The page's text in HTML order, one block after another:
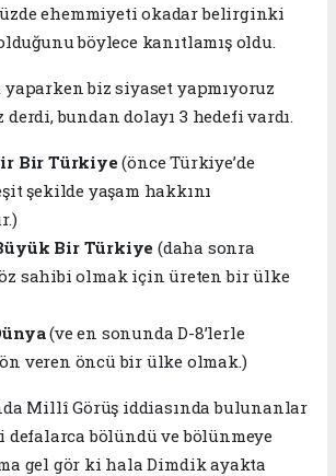
ehemmiyeti okadar belirginki
böylece kanıtlamış oldu.
biz siyaset yapmıyoruz
bundan dolayı 3 hedefi vardı.
Bir Türkiye(önce Türkiye’de
şekilde yaşam hakkını
Bir Türkiye(daha sonra
sahibi olmak için üreten bir ülke
(ve en sonunda D-8’lerle
veren öncü bir ülke olmak.)
Millî Görüş iddiasında bulunanlar
defalarca bölündü ve bölünmeye
gel gör ki hala Dimdik ayakta